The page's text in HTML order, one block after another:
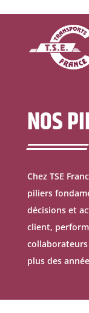
NOS
Chez TSE
piliers
décisions et
client,
plus des